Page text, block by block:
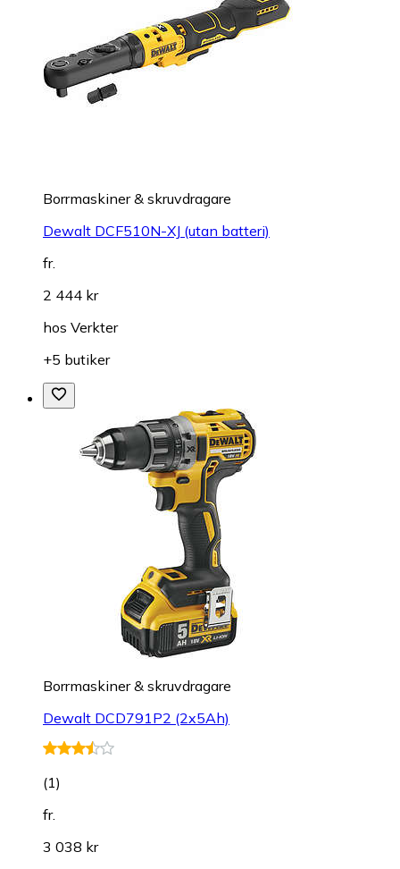
Borrmaskiner & skruvdragare
Dewalt DCF510N-XJ (utan batteri)
fr.
2 444 kr
hos Verkter
+5 butiker
Borrmaskiner & skruvdragare
Dewalt DCD791P2 (2x5Ah)
(1)
fr.
3 038 kr